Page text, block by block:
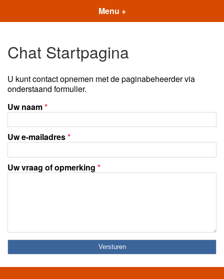
Menu +
Chat Startpagina
U kunt contact opnemen met de paginabeheerder via
onderstaand formulier.
Uw naam*
Uw e-mailadres*
Uw vraag of opmerking *